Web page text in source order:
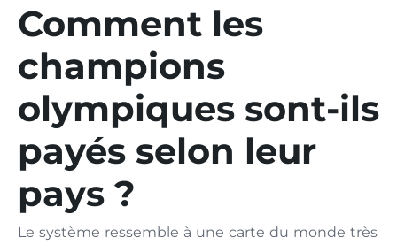
Comment les
champions
olympiques sont-ils
payés selon leur
pays ?
Le système ressemble à une carte du monde très